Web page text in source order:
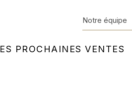
PROCHAINES VENTES
Notre équipe